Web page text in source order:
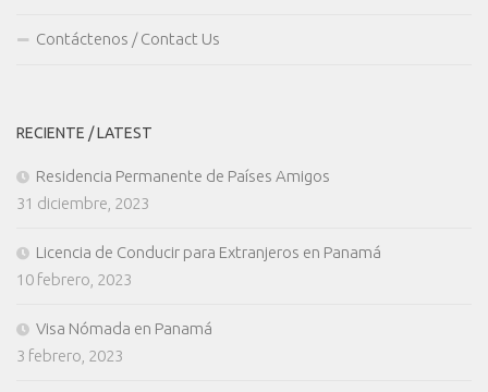
Contáctenos / Contact Us
RECIENTE / LATEST
Residencia Permanente de Países Amigos
31 diciembre, 2023
Licencia de Conducir para Extranjeros en Panamá
10 febrero, 2023
Visa Nómada en Panamá
3 febrero, 2023